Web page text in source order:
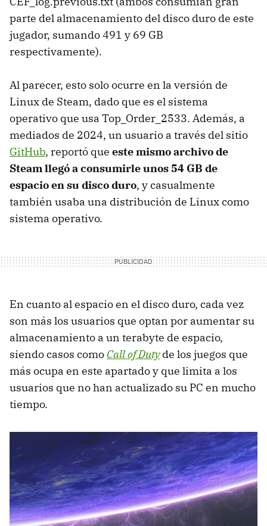
parte del almacenamiento del disco duro de este
jugador, sumando 491 y 69 GB
respectivamente).
Al parecer, esto solo ocurre en la versión de
Linux de Steam, dado que es el sistema
operativo que usa Top_Order_2533. Además, a
mediados de 2024, un usuario a través del sitio
GitHub, reportó que este mismo archivo de
Steam llegó a consumirle unos 54 GB de
espacio en su disco duro, y casualmente
también usaba una distribución de Linux como
sistema operativo.
En cuanto al espacio en el disco duro, cada vez
son más los usuarios que optan por aumentar su
almacenamiento a un terabyte de espacio,
siendo casos como Call of Dutyde los juegos que
más ocupa en este apartado y que limita a los
usuarios que no han actualizado su PC en mucho
tiempo.